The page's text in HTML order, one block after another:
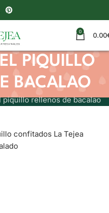
0 0.00
PIQUILLO
BACALAO
piquillo rellenos de bacalao
confitados La Tejea